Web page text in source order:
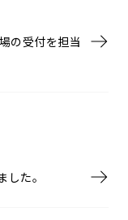
の受付を担当
た。